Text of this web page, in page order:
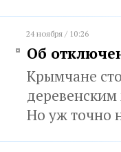
24 ноября / 10:26
Об
Крымчане
деревенским
Но уж точно